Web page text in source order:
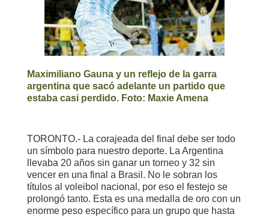
Maximiliano Gauna y un reflejo de la garra
argentina que sacó adelante un partido que
estaba casi perdido. Foto: Maxie Amena
TORONTO.- La corajeada del final debe ser todo
un símbolo para nuestro deporte. La Argentina
llevaba 20 años sin ganar un torneo y 32 sin
vencer en una final a Brasil. No le sobran los
títulos al voleibol nacional, por eso el festejo se
prolongó tanto. Esta es una medalla de oro con un
enorme peso específico para un grupo que hasta